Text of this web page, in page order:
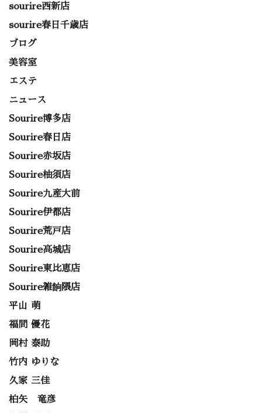
sourire西新店
sourire春日千歳店
ブログ
美容室
エステ
ニュース
Sourire博多店
Sourire春日店
Sourire赤坂店
Sourire柚須店
Sourire九産大前
Sourire伊都店
Sourire荒戸店
Sourire高城店
Sourire東比恵店
Sourire雑餉隈店
平山 萌
福間 優花
岡村 泰助
竹内 ゆりな
久家 三佳
柏矢 竜彦